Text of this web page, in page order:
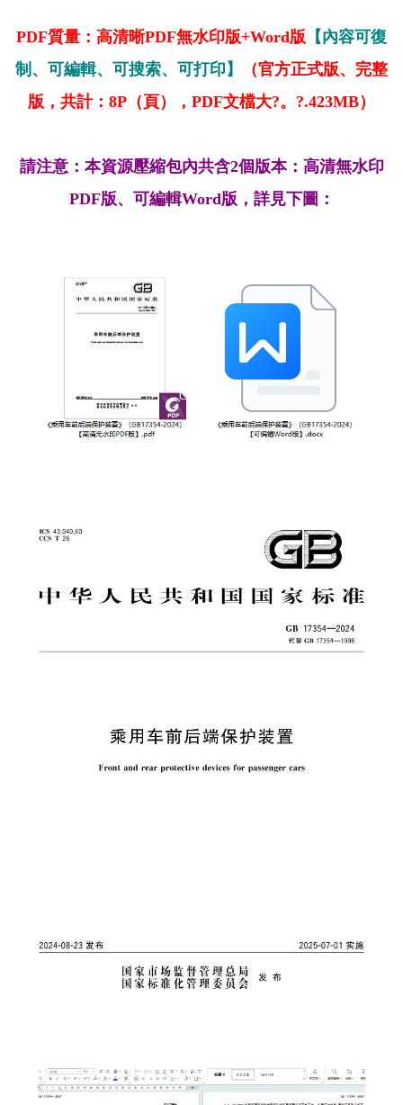
PDF質量：高清晰PDF無水印版+Word版 【內容可復
制、可編輯、可搜索、可打印】
（官方正式版、完整
版，共計：8P（頁），PDF文檔大?。?.423MB）
請注意：本資源壓縮包內共含2個版本：高清無水印
PDF版、可編輯Word版，詳見下圖：